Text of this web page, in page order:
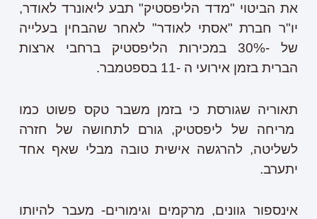
את הביטוי "מדד הליפסטיק" תבע ליאונרד לאודר,
יו"ר חברת "אסתי לאודר" לאחר שהבחין בעלייה
של -30% במכירות הליפסטיק ברחבי ארצות
הברית בזמן אירועי ה -11 בספטמבר.
תאוריה שגורסת כי בזמן משבר טקס פשוט כמו
מריחה של ליפסטיק, גורם לתחושה של חזרה
לשליטה, להרגשה אישית טובה מבלי שאף אחד
יתערב.
אינספור גוונים, מרקמים וגימורים- מעבר להיותו